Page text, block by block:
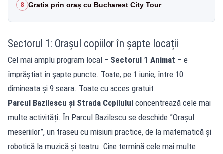
8 Gratis prin oraș cu Bucharest City Tour
Sectorul 1: Orașul copiilor în șapte locații
Cel mai amplu program local – Sectorul 1 Animat – e
împrăștiat în șapte puncte. Toate, pe 1 iunie, între 10
dimineata și 9 seara. Toate cu acces gratuit.
Parcul Bazilescu și Strada Copilului concentrează cele mai
multe activități. În Parcul Bazilescu se deschide ”Orașul
meseriilor”, un traseu cu misiuni practice, de la matematică și
robotică la muzică și teatru. Cine termină cele mai multe